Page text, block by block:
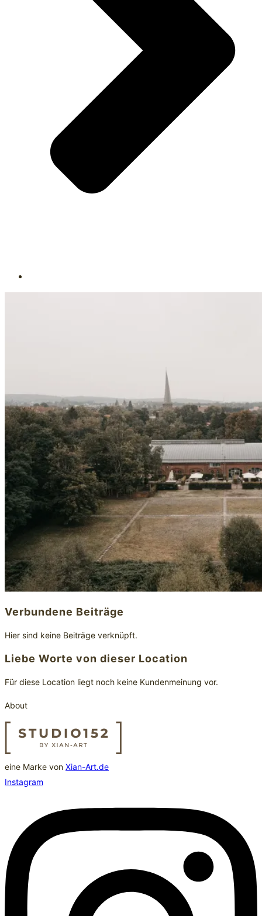
Verbundene Beiträge
Hier sind keine Beiträge verknüpft.
Liebe Worte von dieser Location
Für diese Location liegt noch keine Kundenmeinung vor.
About
eine Marke von Xian-Art.de
Instagram